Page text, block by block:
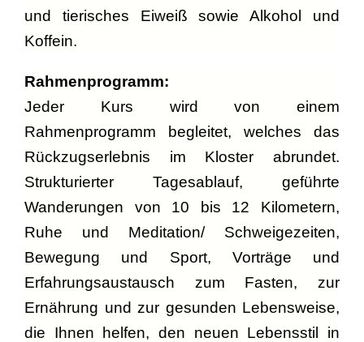
und tierisches Eiweiß sowie Alkohol und
Koffein.
Rahmenprogramm:
Jeder Kurs wird von einem
Rahmenprogramm begleitet, welches das
Rückzugserlebnis im Kloster abrundet.
Strukturierter Tagesablauf, geführte
Wanderungen von 10 bis 12 Kilometern,
Ruhe und Meditation/ Schweigezeiten,
Bewegung und Sport, Vorträge und
Erfahrungsaustausch zum Fasten, zur
Ernährung und zur gesunden Lebensweise,
die Ihnen helfen, den neuen Lebensstil in